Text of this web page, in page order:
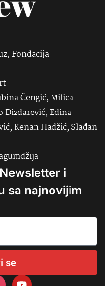
Fondacija
Čengić, Milica
Dizdarević, Edina
Kenan Hadžić, Slađan
i
sa najnovijim
se